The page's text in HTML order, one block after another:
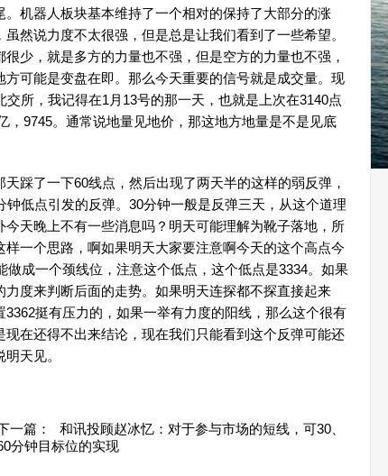
机器人板块基本维持了一个相对的保持了大部分的涨
然说力度不太很强，但是总是让我们看到了一些希望。
少，就是多方的力量也不强，但是空方的力量也不强，
可能是变盘在即。那么今天重要的信号就是成交量。现
所，我记得在1月13号的那一天，也就是上次在3140点
，9745。通常说地量见地价，那这地方地量是不是见底
了一下60线点，然后出现了两天半的这样的弱反弹，
低点引发的反弹。30分钟一般是反弹三天，从这个道理
天晚上不有一些消息吗？明天可能理解为靴子落地，所
一个思路，啊如果明天大家要注意啊今天的这个高点今
成一个颈线位，注意这个低点，这个低点是3334。如果
度来判断后面的走势。如果明天连探都不探直接起来
挺有压力的，如果一举有力度的阳线，那么这个很有
在还得不出来结论，现在我们只能看到这个反弹可能还
天见。
一篇：
和讯投顾赵冰忆：对于参与市场的短线，可30、
分钟目标位的实现